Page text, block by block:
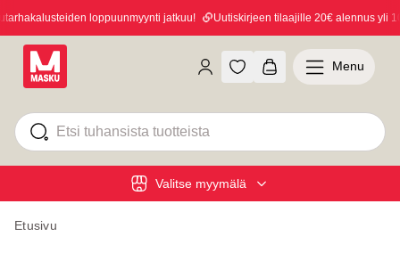
loppuunmyynti jatkuu! Uutiskirjeen tilaajille 20€ alennus yli
Valitse myymälä
Menu
Etusivu